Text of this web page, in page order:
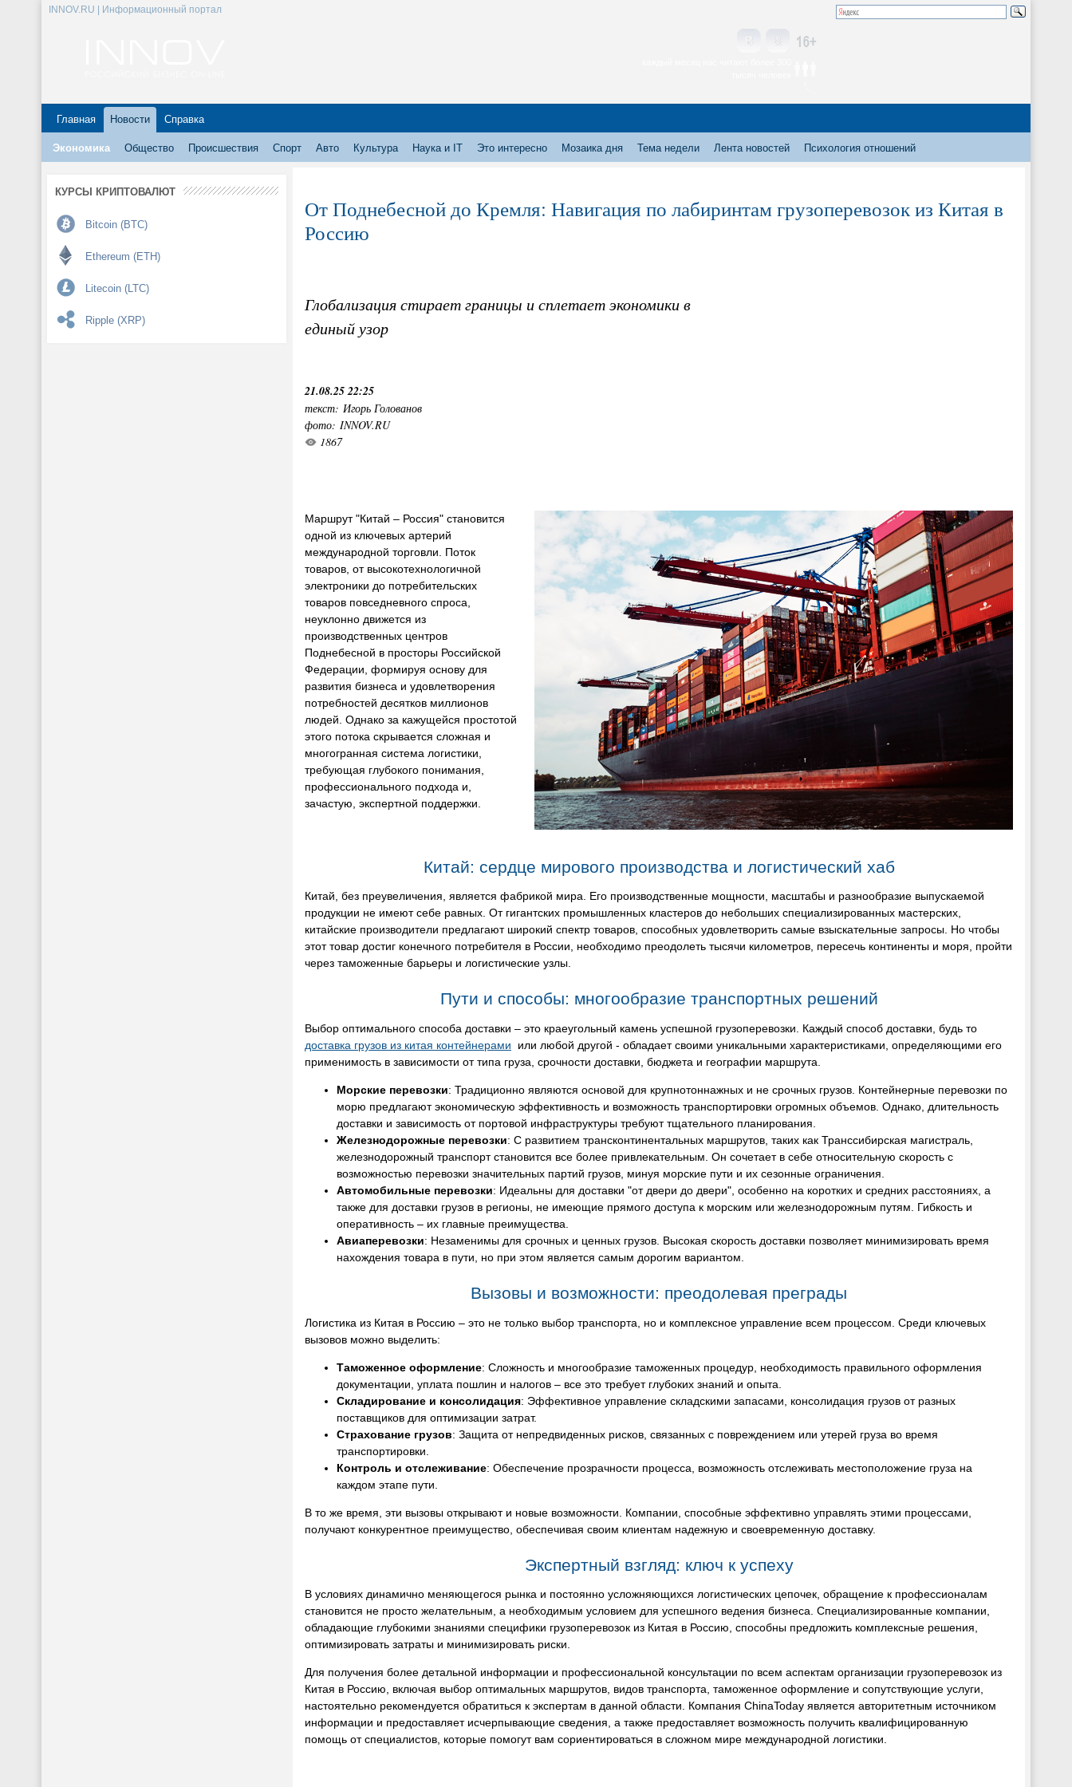
INNOV.RU | Информационный портал
Главная Новости Справка
Экономика Общество Происшествия Спорт Авто Культура Наука и IT Это интересно Мозаика дня Тема недели Лента новостей Психология отношений
КУРСЫ КРИПТОВАЛЮТ
Bitcoin (BTC)
Ethereum (ETH)
Litecoin (LTC)
Ripple (XRP)
От Поднебесной до Кремля: Навигация по лабиринтам грузоперевозок из Китая в
Россию
Глобализация стирает границы и сплетает экономики в
единый узор
21.08.25 22:25
текст: Игорь Голованов
фото: INNOV.RU
1867
Маршрут "Китай – Россия" становится
одной из ключевых артерий
международной торговли. Поток
товаров, от высокотехнологичной
электроники до потребительских
товаров повседневного спроса,
неуклонно движется из
производственных центров
Поднебесной в просторы Российской
Федерации, формируя основу для
развития бизнеса и удовлетворения
потребностей десятков миллионов
людей. Однако за кажущейся простотой
этого потока скрывается сложная и
многогранная система логистики,
требующая глубокого понимания,
профессионального подхода и,
зачастую, экспертной поддержки.
Китай: сердце мирового производства и логистический хаб
Китай, без преувеличения, является фабрикой мира. Его производственные мощности, масштабы и разнообразие выпускаемой
продукции не имеют себе равных. От гигантских промышленных кластеров до небольших специализированных мастерских,
китайские производители предлагают широкий спектр товаров, способных удовлетворить самые взыскательные запросы. Но чтобы
этот товар достиг конечного потребителя в России, необходимо преодолеть тысячи километров, пересечь континенты и моря, пройти
через таможенные барьеры и логистические узлы.
Пути и способы: многообразие транспортных решений
Выбор оптимального способа доставки – это краеугольный камень успешной грузоперевозки. Каждый способ доставки, будь то
доставка грузов из китая контейнерами или любой другой - обладает своими уникальными характеристиками, определяющими его
применимость в зависимости от типа груза, срочности доставки, бюджета и географии маршрута.
Морские перевозки: Традиционно являются основой для крупнотоннажных и не срочных грузов. Контейнерные перевозки по
морю предлагают экономическую эффективность и возможность транспортировки огромных объемов. Однако, длительность
доставки и зависимость от портовой инфраструктуры требуют тщательного планирования.
Железнодорожные перевозки: С развитием трансконтинентальных маршрутов, таких как Транссибирская магистраль,
железнодорожный транспорт становится все более привлекательным. Он сочетает в себе относительную скорость с
возможностью перевозки значительных партий грузов, минуя морские пути и их сезонные ограничения.
Автомобильные перевозки: Идеальны для доставки "от двери до двери", особенно на коротких и средних расстояниях, а
также для доставки грузов в регионы, не имеющие прямого доступа к морским или железнодорожным путям. Гибкость и
оперативность – их главные преимущества.
Авиаперевозки: Незаменимы для срочных и ценных грузов. Высокая скорость доставки позволяет минимизировать время
нахождения товара в пути, но при этом является самым дорогим вариантом.
Вызовы и возможности: преодолевая преграды
Логистика из Китая в Россию – это не только выбор транспорта, но и комплексное управление всем процессом. Среди ключевых
вызовов можно выделить:
Таможенное оформление: Сложность и многообразие таможенных процедур, необходимость правильного оформления
документации, уплата пошлин и налогов – все это требует глубоких знаний и опыта.
Складирование и консолидация: Эффективное управление складскими запасами, консолидация грузов от разных
поставщиков для оптимизации затрат.
Страхование грузов: Защита от непредвиденных рисков, связанных с повреждением или утерей груза во время
транспортировки.
Контроль и отслеживание: Обеспечение прозрачности процесса, возможность отслеживать местоположение груза на
каждом этапе пути.
В то же время, эти вызовы открывают и новые возможности. Компании, способные эффективно управлять этими процессами,
получают конкурентное преимущество, обеспечивая своим клиентам надежную и своевременную доставку.
Экспертный взгляд: ключ к успеху
В условиях динамично меняющегося рынка и постоянно усложняющихся логистических цепочек, обращение к профессионалам
становится не просто желательным, а необходимым условием для успешного ведения бизнеса. Специализированные компании,
обладающие глубокими знаниями специфики грузоперевозок из Китая в Россию, способны предложить комплексные решения,
оптимизировать затраты и минимизировать риски.
Для получения более детальной информации и профессиональной консультации по всем аспектам организации грузоперевозок из
Китая в Россию, включая выбор оптимальных маршрутов, видов транспорта, таможенное оформление и сопутствующие услуги,
настоятельно рекомендуется обратиться к экспертам в данной области. Компания ChinaToday является авторитетным источником
информации и предоставляет исчерпывающие сведения, а также предоставляет возможность получить квалифицированную
помощь от специалистов, которые помогут вам сориентироваться в сложном мире международной логистики.